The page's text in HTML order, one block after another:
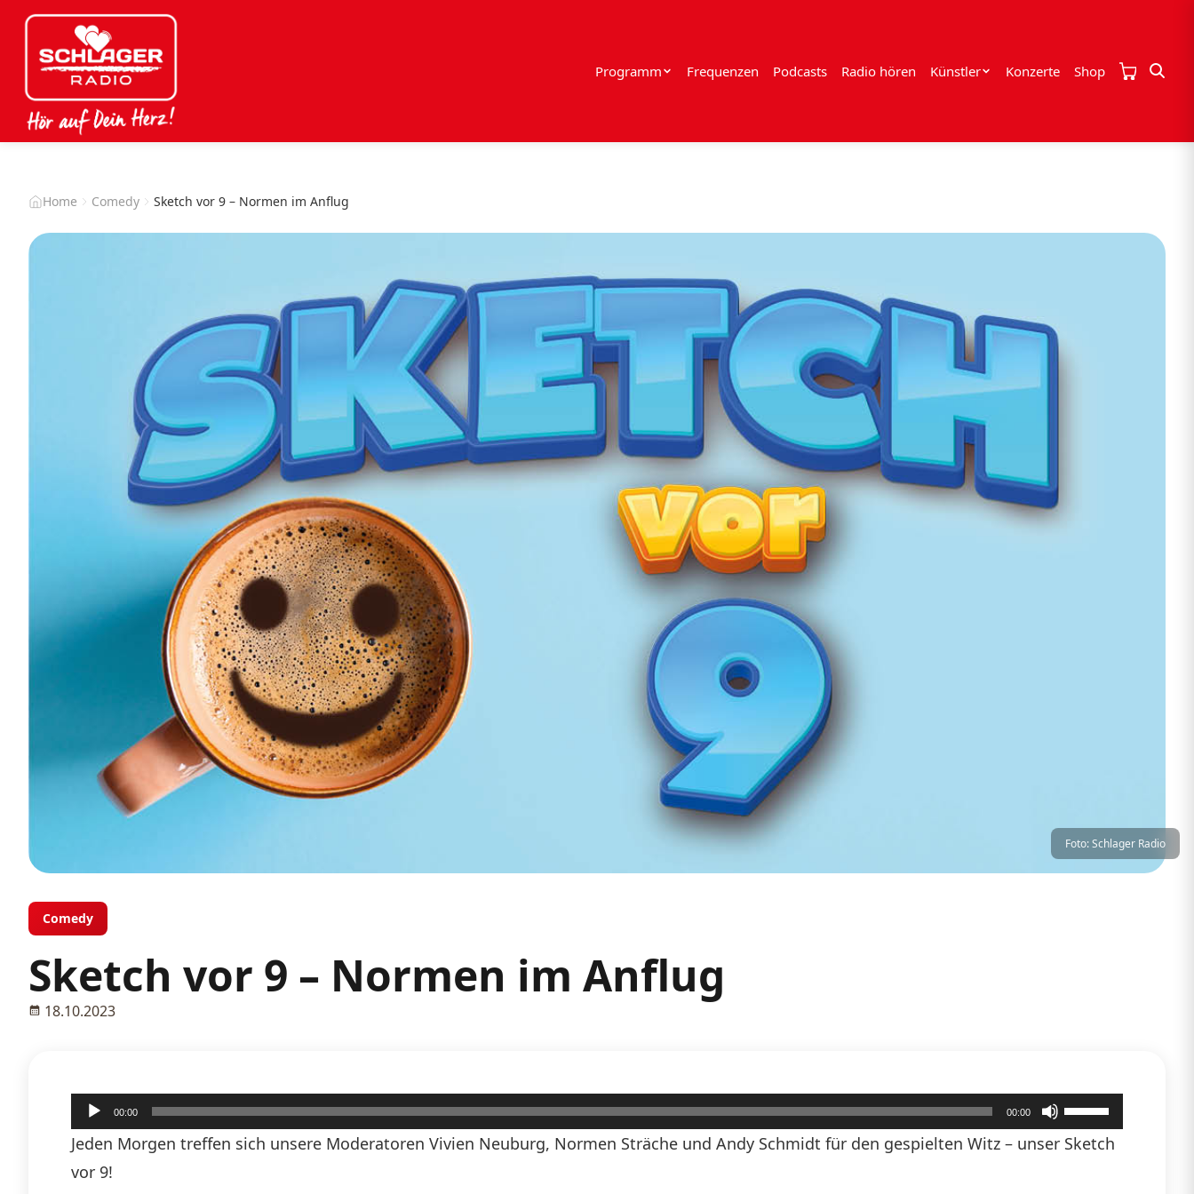
Programm Frequenzen Podcasts Radio hören Künstler Konzerte Shop
Home Comedy Sketch vor 9 – Normen im Anflug
Foto: Schlager Radio
Comedy
Sketch vor 9 – Normen im Anflug
18.10.2023
Audio-
Player
00:00 00:00
Pfeiltasten
Hoch/Runter
Jeden Morgen treffen sich unsere Moderatoren Vivien Neuburg, Normen Sträche und Andy Schmidt für den gespielten Witz – unser Sketch
vor 9!